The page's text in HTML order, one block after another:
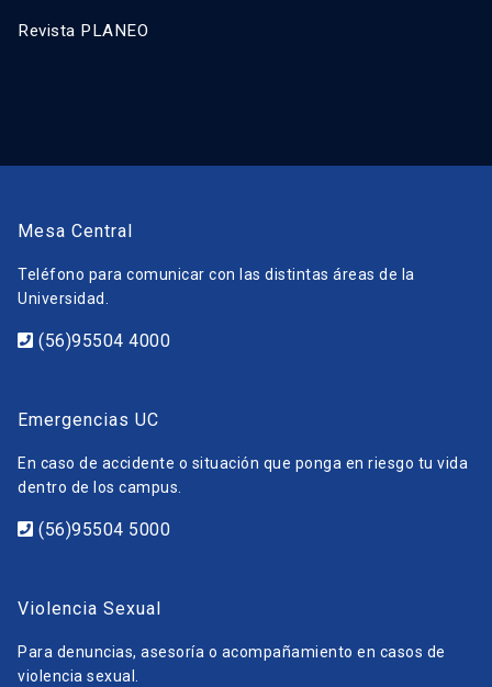
Revista PLANEO
Mesa Central
Teléfono para comunicar con las distintas áreas de la
Universidad.
(56)95504 4000
Emergencias UC
En caso de accidente o situación que ponga en riesgo tu vida
dentro de los campus.
(56)95504 5000
Violencia Sexual
Para denuncias, asesoría o acompañamiento en casos de
violencia sexual.